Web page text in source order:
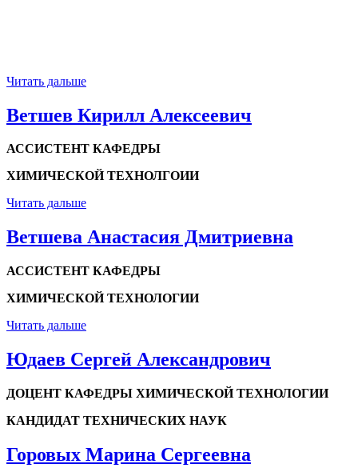
Читать дальше
Ветшев Кирилл Алексеевич
АССИСТЕНТ КАФЕДРЫ
ХИМИЧЕСКОЙ ТЕХНОЛГОИИ
Читать дальше
Ветшева Анастасия Дмитриевна
АССИСТЕНТ КАФЕДРЫ
ХИМИЧЕСКОЙ ТЕХНОЛОГИИ
Читать дальше
Юдаев Сергей Александрович
ДОЦЕНТ КАФЕДРЫ ХИМИЧЕСКОЙ ТЕХНОЛОГИИ
КАНДИДАТ ТЕХНИЧЕСКИХ НАУК
Горовых Марина Сергеевна